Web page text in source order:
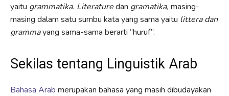
yaitu grammatika. Literaturedan gramatika, masing-
masing dalam satu sumbu kata yang sama yaitu littera dan
grammayang sama-sama berarti “huruf”.
Sekilas tentang Linguistik Arab
Bahasa Arab merupakan bahasa yang masih dibudayakan